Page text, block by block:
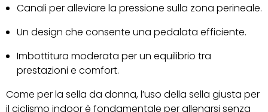
Canali per alleviare la pressione sulla zona perineale.
Un design che consente una pedalata efficiente.
Imbottitura moderata per un equilibrio tra
prestazioni e comfort.
Come per la sella da donna, l’uso della sella giusta per
il ciclismo indoor è fondamentale per allenarsi senza